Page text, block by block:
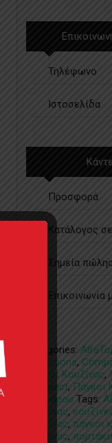
Τηλέφωνο
Ιστοσελίδα
Προσφορά
Κατάλογος
Σημεία
Επικοινωνία
Categories:
Collections,
Πάγκοι Κουζίνας,
Compact, Πάγκοι
Μαρμάρου Tags:
κουζίνας,
κουζίνας, πάγκοι
κουζίνας,